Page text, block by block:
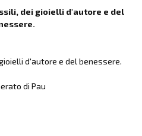
dei gioielli d'autore e del
d'autore e del benessere.
di Pau